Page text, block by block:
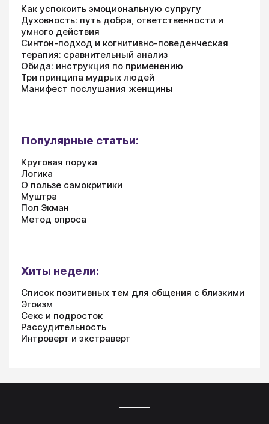
Как успокоить эмоциональную супругу
Духовность: путь добра, ответственности и
умного действия
Синтон-подход и когнитивно-поведенческая
терапия: сравнительный анализ
Обида: инструкция по применению
Три принципа мудрых людей
Манифест послушания женщины
Популярные статьи:
Круговая порука
Логика
О пользе самокритики
Муштра
Пол Экман
Метод опроса
Хиты недели:
Список позитивных тем для общения с близкими
Эгоизм
Секс и подросток
Рассудительность
Интроверт и экстраверт